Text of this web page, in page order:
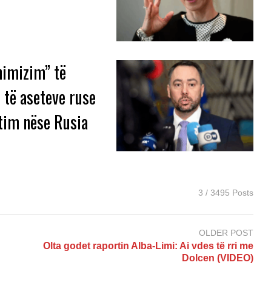
të
aseteve ruse
nëse Rusia
3 / 3495 Posts
OLDER POST
Olta godet raportin Alba-Limi: Ai vdes të rri me
Dolcen (VIDEO)